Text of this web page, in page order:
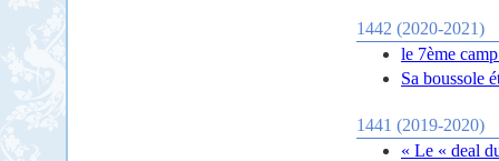
1442 (2020-2021)
le 7ème
Sa boussole
1441 (2019-2020)
« Le « deal